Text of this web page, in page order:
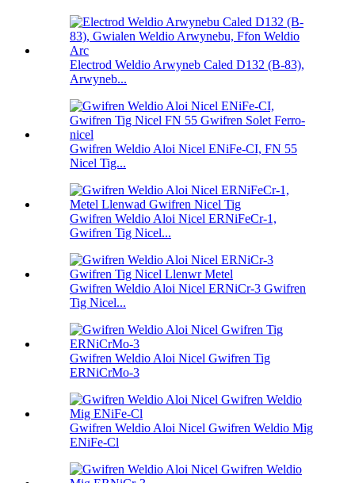
Electrod Weldio Arwyneb Caled D132 (B-83),
Arwyneb...
Gwifren Weldio Aloi Nicel ENiFe-CI, FN 55
Nicel Tig...
Gwifren Weldio Aloi Nicel ERNiFeCr-1,
Gwifren Tig Nicel...
Gwifren Weldio Aloi Nicel ERNiCr-3 Gwifren
Tig Nicel...
Gwifren Weldio Aloi Nicel Gwifren Tig
ERNiCrMo-3
Gwifren Weldio Aloi Nicel Gwifren Weldio Mig
ENiFe-Cl